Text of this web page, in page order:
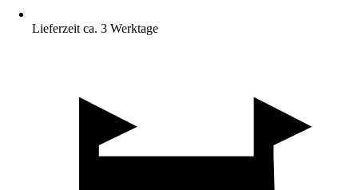
Lieferzeit ca. 3 Werktage